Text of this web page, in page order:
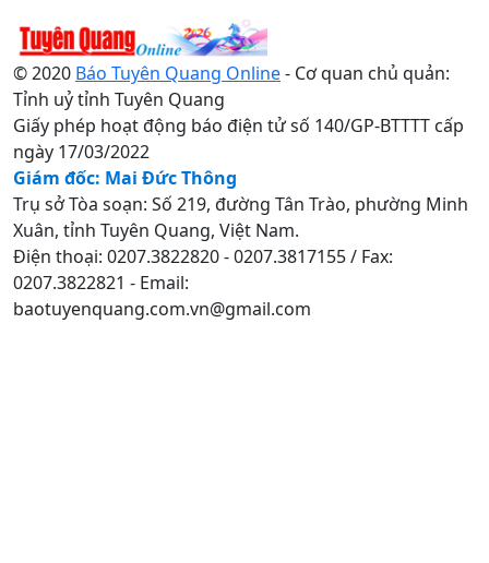
© 2020 Báo Tuyên Quang Online- Cơ quan chủ quản:
Tỉnh uỷ tỉnh Tuyên Quang
Giấy phép hoạt động báo điện tử số 140/GP-BTTTT cấp
ngày 17/03/2022
Giám đốc: Mai Đức Thông
Trụ sở Tòa soạn: Số 219, đường Tân Trào, phường Minh
Xuân, tỉnh Tuyên Quang, Việt Nam.
Điện thoại: 0207.3822820 - 0207.3817155 / Fax:
0207.3822821 - Email:
baotuyenquang.com.vn@gmail.com